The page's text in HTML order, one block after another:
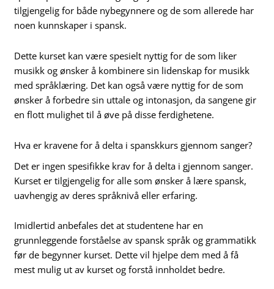
tilgjengelig for både nybegynnere og de som allerede har
noen kunnskaper i spansk.
Dette kurset kan være spesielt nyttig for de som liker
musikk og ønsker å kombinere sin lidenskap for musikk
med språklæring. Det kan også være nyttig for de som
ønsker å forbedre sin uttale og intonasjon, da sangene gir
en flott mulighet til å øve på disse ferdighetene.
Hva er kravene for å delta i spanskkurs gjennom sanger?
Det er ingen spesifikke krav for å delta i gjennom sanger.
Kurset er tilgjengelig for alle som ønsker å lære spansk,
uavhengig av deres språknivå eller erfaring.
Imidlertid anbefales det at studentene har en
grunnleggende forståelse av spansk språk og grammatikk
før de begynner kurset. Dette vil hjelpe dem med å få
mest mulig ut av kurset og forstå innholdet bedre.